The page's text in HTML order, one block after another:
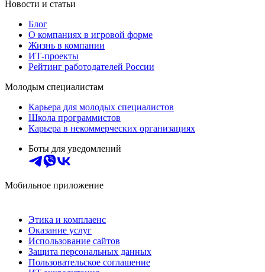
Новости и статьи
Блог
О компаниях в игровой форме
Жизнь в компании
ИТ-проекты
Рейтинг работодателей России
Молодым специалистам
Карьера для молодых специалистов
Школа программистов
Карьера в некоммерческих организациях
Боты для уведомлений
Мобильное приложение
Этика и комплаенс
Оказание услуг
Использование сайтов
Защита персональных данных
Пользовательское соглашение